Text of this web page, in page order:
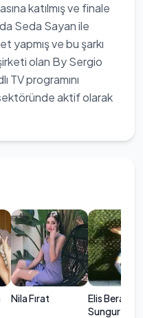
katılmış ve finale
Seda Sayan ile
yapmış ve bu şarkı
olan By Sergio
TV programını
aktif olarak
Nila Fırat
Elis Bera
Sungurtekin